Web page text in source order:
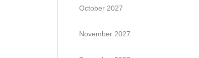
October 2027
November 2027